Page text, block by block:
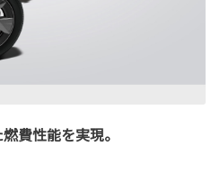
費性能を実現。